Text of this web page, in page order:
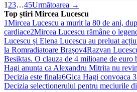
1 23…45Următoarea →
Top știri Mircea Lucescu
1Mircea Lucescu a murit la 80 de ani,
cardiace2Mircea Lucescu rămâne o
Lucescu și Elena Lucescu au preluat
la Romradiatoare Brașov4Razvan
Besiktas. O clauza de 4 milioane de euro
Hagi anunta ca Alexandru Mitrita nu
Decizia este finala6Gica Hagi convoaca
Decizia selectionerului pentru meciurile